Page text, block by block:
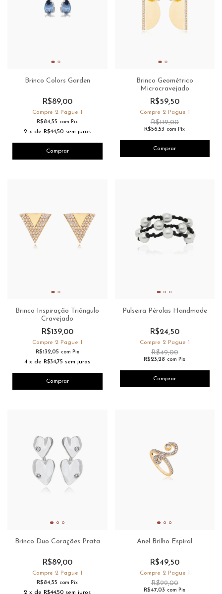
Brinco Colors Garden
R$89,00
Compre 2 Pague 1
R$84,55com Pix
2 xde R$44,50 sem juros
Brinco Geométrico
Microcravejado
R$59,50
Compre 2 Pague 1
R$119,00
R$56,53com Pix
Brinco Inspiração Triângulo
Cravejado
R$139,00
Compre 2 Pague 1
R$132,05 com Pix
4 xde R$34,75 sem juros
Pulseira Pérolas Handmade
R$24,50
Compre 2 Pague 1
R$49,00
R$23,28com Pix
Brinco Duo Corações Prata
R$89,00
Compre 2 Pague 1
R$84,55com Pix
2 xde R$44,50 sem juros
Anel Brilho Espiral
R$49,50
Compre 2 Pague 1
R$99,00
R$47,03com Pix